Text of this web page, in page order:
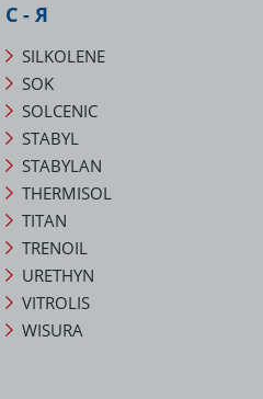
С - Я
SILKOLENE
SOK
SOLCENIC
STABYL
STABYLAN
THERMISOL
TITAN
TRENOIL
URETHYN
VITROLIS
WISURA